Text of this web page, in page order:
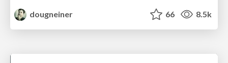
dougneiner
66 8.5k